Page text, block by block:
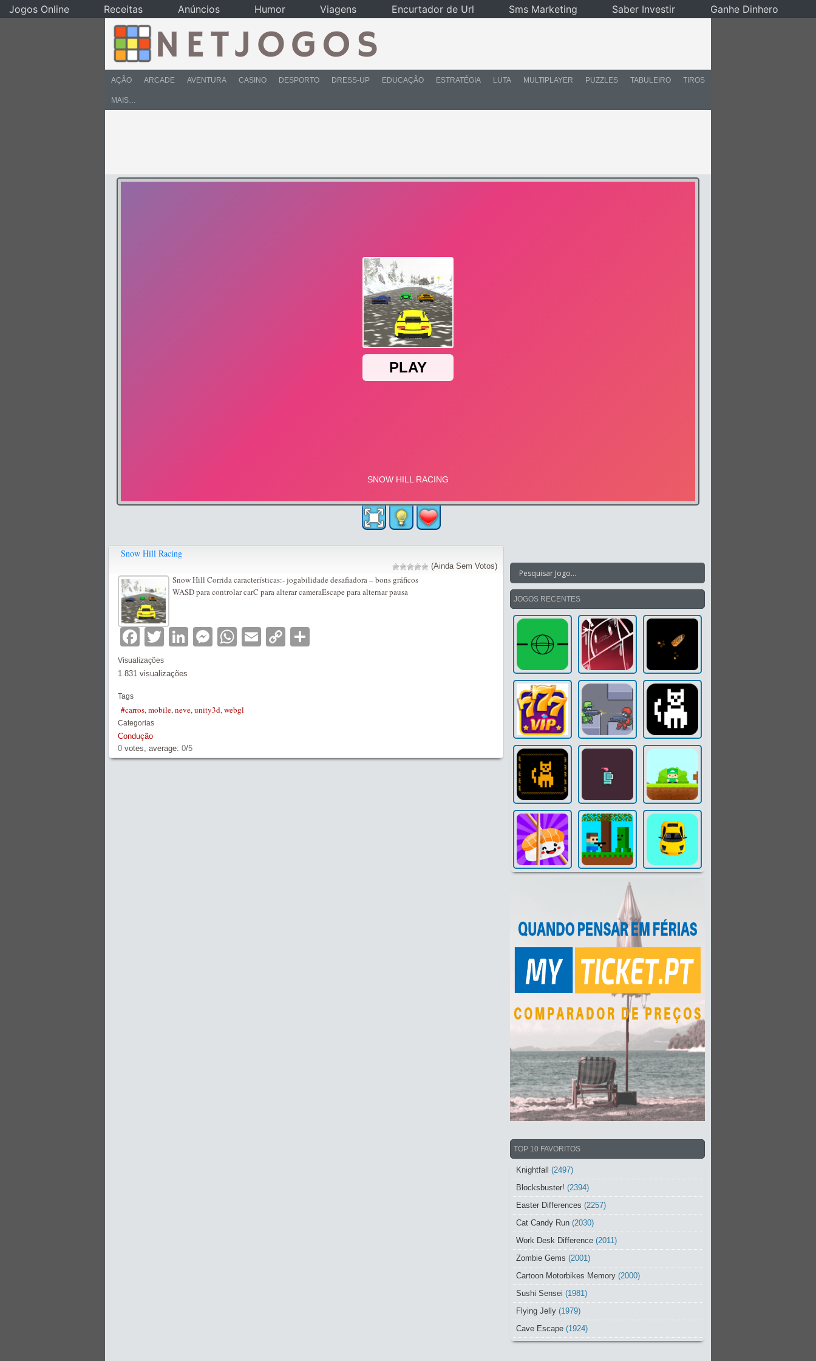
AÇÃO ARCADE AVENTURA CASINO DESPORTO DRESS-UP EDUCAÇÃO ESTRATÉGIA LUTA MULTIPLAYER PUZZLES TABULEIRO TIROS
MAIS…
Snow Hill Racing
(Ainda Sem Votos)
Snow Hill Corrida características:- jogabilidade desafiadora – bons gráficos
WASD para controlar carC para alterar cameraEscape para alternar pausa
Facebook
TwitterLinkedIn
Messenger
WhatsApp
EmailCopy
Visualizações
1.831 visualizações
Tags
#carros,mobile,neve,unity3d,webgl
Categorias
Condução
0 votes, average: 0/5
JOGOS RECENTES
TOP 10 FAVORITOS
Knightfall (2497)
Blocksbuster! (2394)
Easter Differences (2257)
Cat Candy Run (2030)
Work Desk Difference (2011)
Zombie Gems (2001)
Cartoon Motorbikes Memory (2000)
Sushi Sensei (1981)
Flying Jelly (1979)
Cave Escape (1924)
Jogos Online Receitas Anúncios Humor Viagens Encurtador de Url Sms Marketing Saber Investir Ganhe Dinhero